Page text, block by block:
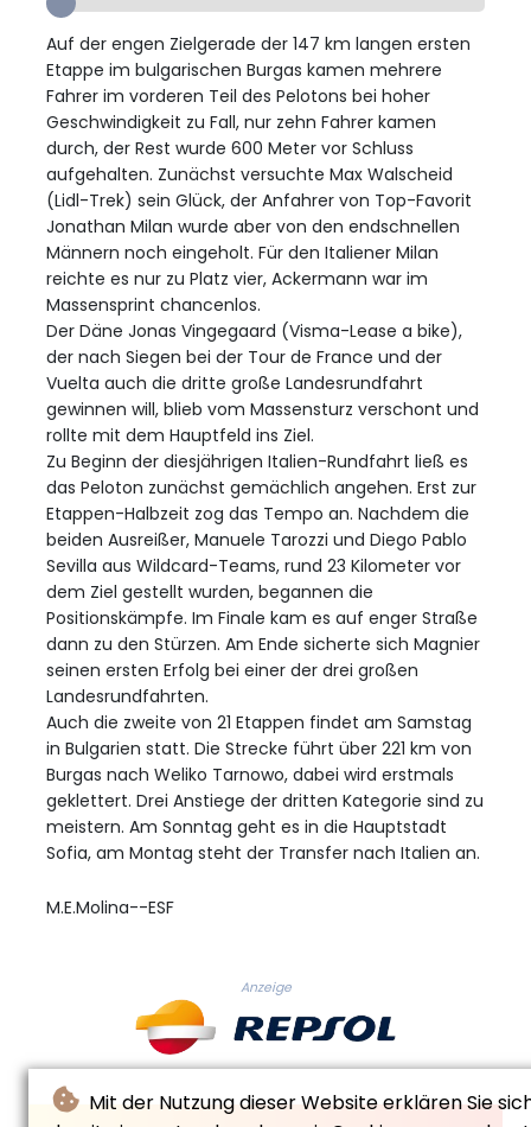
Mit der Nutzung dieser Website erklären Sie
Auf der engen Zielgerade der 147 km langen ersten
Etappe im bulgarischen Burgas kamen mehrere
Fahrer im vorderen Teil des Pelotons bei hoher
Geschwindigkeit zu Fall, nur zehn Fahrer kamen
durch, der Rest wurde 600 Meter vor Schluss
aufgehalten. Zunächst versuchte Max Walscheid
(Lidl-Trek) sein Glück, der Anfahrer von Top-Favorit
Jonathan Milan wurde aber von den endschnellen
Männern noch eingeholt. Für den Italiener Milan
reichte es nur zu Platz vier, Ackermann war im
Massensprint chancenlos.
Der Däne Jonas Vingegaard (Visma-Lease a bike),
der nach Siegen bei der Tour de France und der
Vuelta auch die dritte große Landesrundfahrt
gewinnen will, blieb vom Massensturz verschont und
rollte mit dem Hauptfeld ins Ziel.
Zu Beginn der diesjährigen Italien-Rundfahrt ließ es
das Peloton zunächst gemächlich angehen. Erst zur
Etappen-Halbzeit zog das Tempo an. Nachdem die
beiden Ausreißer, Manuele Tarozzi und Diego Pablo
Sevilla aus Wildcard-Teams, rund 23 Kilometer vor
dem Ziel gestellt wurden, begannen die
Positionskämpfe. Im Finale kam es auf enger Straße
dann zu den Stürzen. Am Ende sicherte sich Magnier
seinen ersten Erfolg bei einer der drei großen
Landesrundfahrten.
Auch die zweite von 21 Etappen findet am Samstag
in Bulgarien statt. Die Strecke führt über 221 km von
Burgas nach Weliko Tarnowo, dabei wird erstmals
geklettert. Drei Anstiege der dritten Kategorie sind zu
meistern. Am Sonntag geht es in die Hauptstadt
Sofia, am Montag steht der Transfer nach Italien an.
M.E.Molina--ESF
Anzeige